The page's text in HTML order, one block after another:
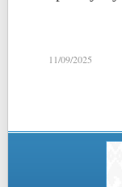
11/09/2025